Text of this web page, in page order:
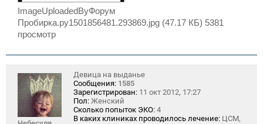
ImageUploadedByФорум
Пробирка.ру1501856481.293869.jpg (47.17 КБ) 5381
просмотр
Девица на выданье
Сообщения: 1585
Зарегистрирован: 11 окт 2012, 17:27
Пол: Женский
Сколько попыток ЭКО: 4
В каких клиниках проводилось лечение: ЦСМ,